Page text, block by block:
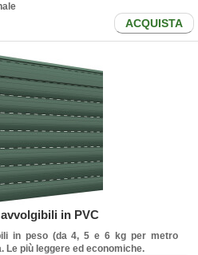
ACQUISTA
in PVC
in peso (da 4, 5 e 6 kg per metro
Le più leggere ed economiche.